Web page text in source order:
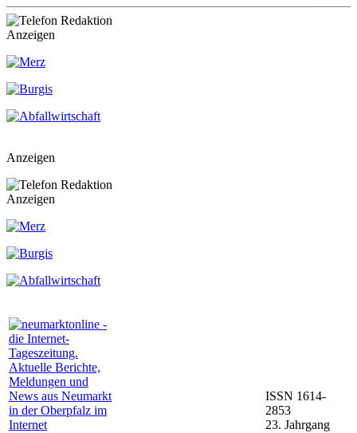
Anzeigen
Anzeigen
Anzeigen
ISSN 1614-
2853
23. Jahrgang